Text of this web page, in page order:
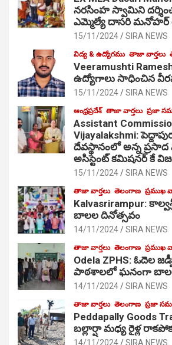
నరసింహ స్వామిని
ఎమ్మెల్యే దాసరి మనోహర్
15/11/2024 SIRA NEWS
విద్య & ఉద్యోగము తాజా వార్తలు
Veeramushti
ఉద్యోగాలు సాధించిన
15/11/2024 SIRA NEWS
ఆంధ్రప్రదేశ్ తాజా వార్తలు ప్రజా
Assistant
Vijayalakshmi:
దేవస్థానంలో అన్న ప్రసాద
అసిస్టెంట్ కమిషనర్ కే
15/11/2024 SIRA NEWS
తాజా వార్తలు తెలంగాణ ప్రముఖ
Kalvasrirampur:
బాలల దినోత్సవం
14/11/2024 SIRA NEWS
తాజా వార్తలు తెలంగాణ ప్రముఖ
Odela ZPHS: ఓదెల
పాఠ‌శాల‌లో ఘనంగా
14/11/2024 SIRA NEWS
తాజా వార్తలు తెలంగాణ ప్రజా
Peddapally Goods
బల్లార్షా మధ్య రైళ్ల
14/11/2024 SIRA NEWS